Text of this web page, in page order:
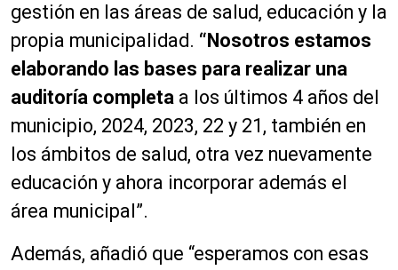
gestión en las áreas de salud, educación y la
propia municipalidad. “Nosotros estamos
elaborando las bases para realizar una
auditoría completa a los últimos 4 años del
municipio, 2024, 2023, 22 y 21, también en
los ámbitos de salud, otra vez nuevamente
educación y ahora incorporar además el
área municipal”.
Además, añadió que “esperamos con esas